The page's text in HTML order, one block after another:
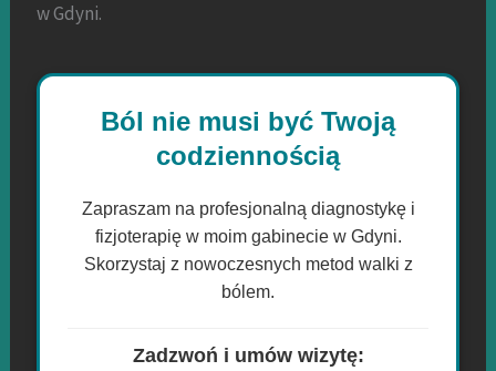
w Gdyni.
Ból nie musi być Twoją
codziennością
Zapraszam na profesjonalną diagnostykę i
fizjoterapię w moim gabinecie w Gdyni.
Skorzystaj z nowoczesnych metod walki z
bólem.
Zadzwoń i umów wizytę: